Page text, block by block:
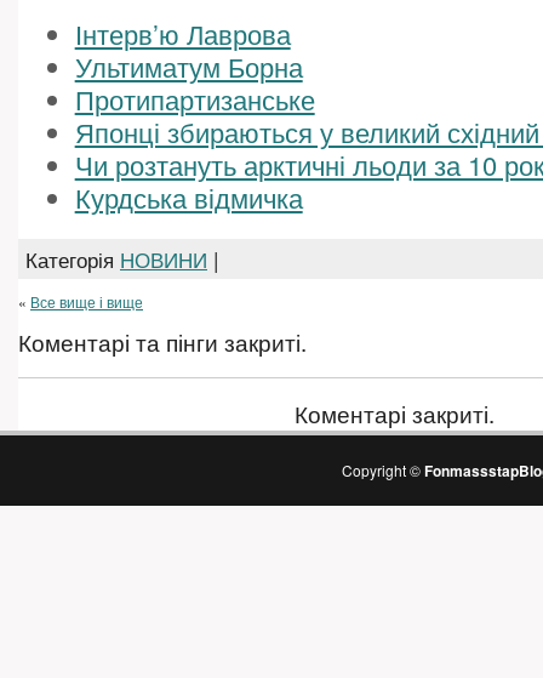
Інтерв’ю Лаврова
Ультиматум Борна
Протипартизанське
Японці збираються у великий
Чи розтануть арктичні льоди за 10
Курдська відмичка
Категорія НОВИНИ |
« Все вище і вище
Коментарі та пінги закриті.
Коментарі закриті.
Copyright ©